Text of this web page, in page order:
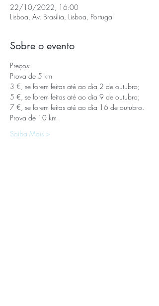
22/10/2022, 16:00
Lisboa, Av. Brasília, Lisboa, Portugal
Sobre o evento
Preços:
Prova de 5 km
3 €, se forem feitas até ao dia 2 de outubro;
5 €, se forem feitas até ao dia 9 de outubro;
7 €, se forem feitas até ao dia 16 de outubro.
Prova de 10 km
Saiba Mais >